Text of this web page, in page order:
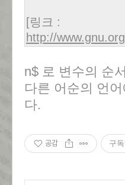
[링크 :
http://
n$ 로 변수의 순
다른 어순의 언
다.
공감 구